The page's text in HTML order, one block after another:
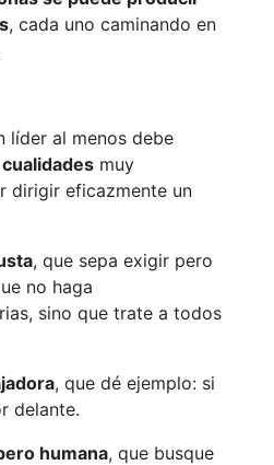
, cada uno caminando en
líder al menos debe
cualidades muy
dirigir eficazmente un
, que sepa exigir pero
no haga
sino que trate a todos
, que dé ejemplo: si
delante.
humana, que busque